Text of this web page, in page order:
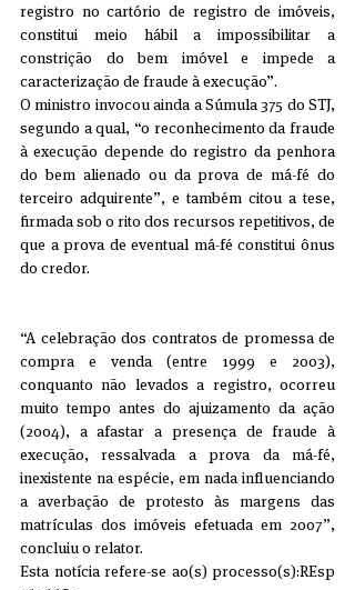
registro no cartório de registro de imóveis,
constitui meio hábil a impossibilitar a
constrição do bem imóvel e impede a
caracterização de fraude à execução”.
O ministro invocou ainda a Súmula 375 do STJ,
segundo a qual, “o reconhecimento da fraude
à execução depende do registro da penhora
do bem alienado ou da prova de má-fé do
terceiro adquirente”, e também citou a tese,
firmada sob o rito dos recursos repetitivos, de
que a prova de eventual má-fé constitui ônus
do credor.
“A celebração dos contratos de promessa de
compra e venda (entre 1999 e 2003),
conquanto não levados a registro, ocorreu
muito tempo antes do ajuizamento da ação
(2004), a afastar a presença de fraude à
execução, ressalvada a prova da má-fé,
inexistente na espécie, em nada influenciando
a averbação de protesto às margens das
matrículas dos imóveis efetuada em 2007”,
concluiu o relator.
Esta notícia refere-se ao(s) processo(s):REsp